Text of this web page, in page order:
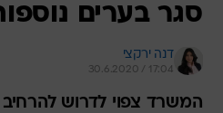
סגר בערים
דנה ירקצי
30.6.2020 / 17:04
המשרד צפוי לדרוש